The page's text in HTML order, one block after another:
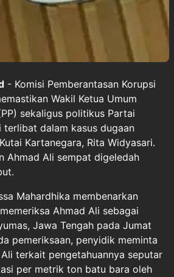
- Komisi Pemberantasan Korupsi
Wakil Ketua Umum
sekaligus politikus Partai
terlibat dalam kasus dugaan
Kartanegara, Rita Widyasari.
Ahmad Ali sempat digeledah
Mahardhika membenarkan
Ahmad Ali sebagai
Jawa Tengah pada Jumat
pemeriksaan, penyidik meminta
terkait pengetahuannya seputar
per metrik ton batu bara oleh